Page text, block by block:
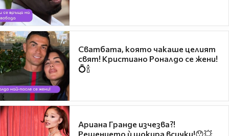
Сватбата, която чакаше целият
свят! Кристиано Роналдо се жени!
💍🍾
Ариана Гранде изчезва?!
Решението ѝ шокира всички!😯💥